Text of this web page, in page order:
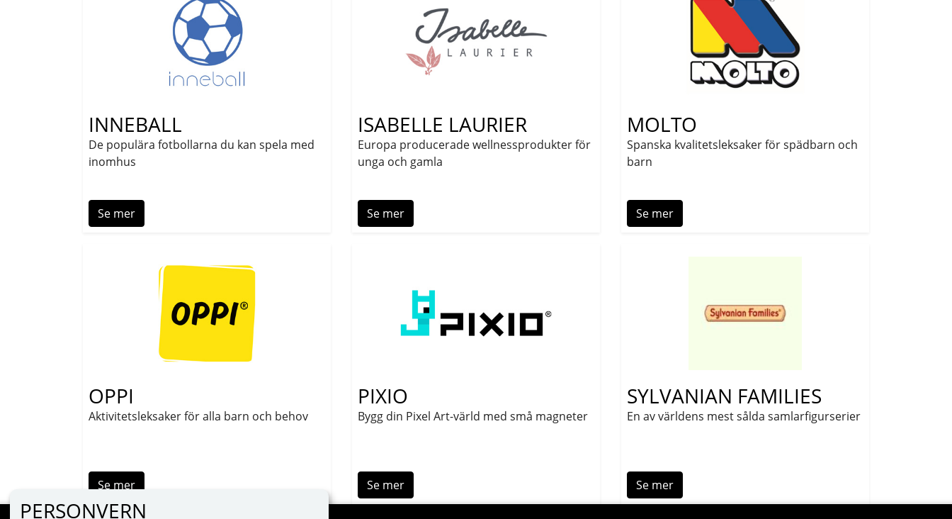
INNEBALL
De populära fotbollarna du kan spela med
inomhus
Se mer
ISABELLE LAURIER
Europa producerade wellnessprodukter för
unga och gamla
Se mer
MOLTO
Spanska kvalitetsleksaker för spädbarn och
barn
Se mer
OPPI
Aktivitetsleksaker för alla barn och behov
Se mer
PIXIO
Bygg din Pixel Art-värld med små magneter
Se mer
SYLVANIAN FAMILIES
En av världens mest sålda samlarfigurserier
Se mer
PERSONVERN